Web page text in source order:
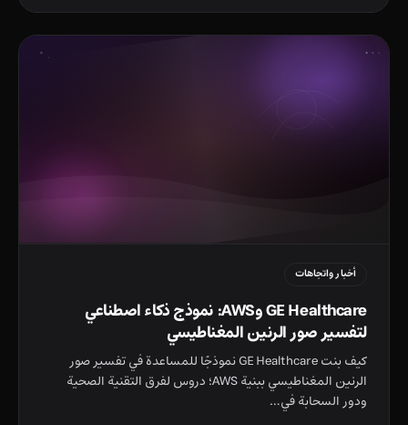
أخبار واتجاهات
GE Healthcare وAWS: نموذج ذكاء اصطناعي
لتفسير صور الرنين المغناطيسي
كيف بنت GE Healthcare نموذجًا للمساعدة في تفسير صور
الرنين المغناطيسي ببنية AWS؛ دروس لفرق التقنية الصحية
ودور السحابة في…